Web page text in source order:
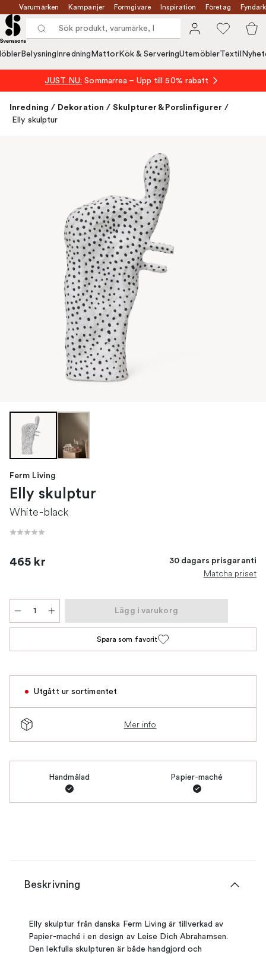
Varumärken Kampanjer Formgivare Inspiration Företag
Belysning Inredning MattorKök & ServeringUtemöblerTextil
JUST NU: Sommarrea – Upp till 50% rabatt
Inredning / Dekoration / Skulpturer & Porslinfigurer /
Elly skulptur
Ferm Living
Elly skulptur
White-black
465 kr 30 dagars prisgaranti
Matcha priset
Lägg i varukorg
Spara som favorit
Utgått ur sortimentet
Mer info
Handmålad Papier-maché
Beskrivning
Elly skulptur från danska Ferm Living är tillverkad av
Papier-maché i en design av Leise Dich Abrahamsen.
Den lekfulla skulpturen är både handgjord och